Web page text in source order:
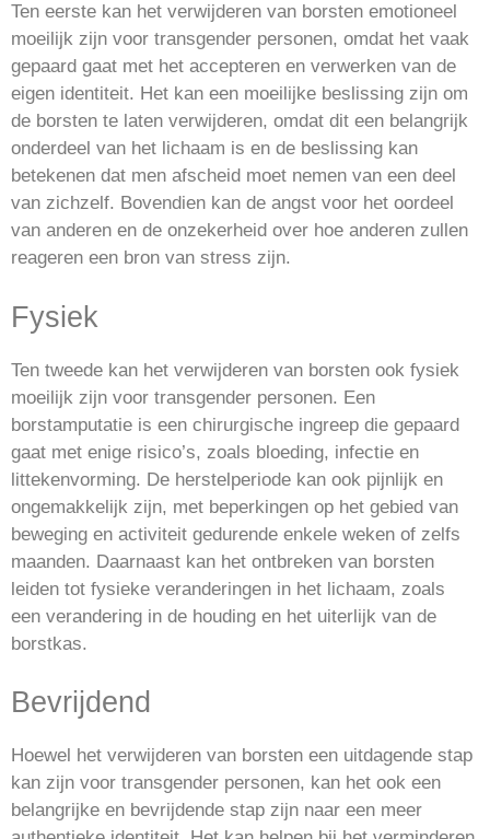
Ten eerste kan het verwijderen van borsten emotioneel
moeilijk zijn voor transgender personen, omdat het vaak
gepaard gaat met het accepteren en verwerken van de
eigen identiteit. Het kan een moeilijke beslissing zijn om
de borsten te laten verwijderen, omdat dit een belangrijk
onderdeel van het lichaam is en de beslissing kan
betekenen dat men afscheid moet nemen van een deel
van zichzelf. Bovendien kan de angst voor het oordeel
van anderen en de onzekerheid over hoe anderen zullen
reageren een bron van stress zijn.
Fysiek
Ten tweede kan het verwijderen van borsten ook fysiek
moeilijk zijn voor transgender personen. Een
borstamputatie is een chirurgische ingreep die gepaard
gaat met enige risico’s, zoals bloeding, infectie en
littekenvorming. De herstelperiode kan ook pijnlijk en
ongemakkelijk zijn, met beperkingen op het gebied van
beweging en activiteit gedurende enkele weken of zelfs
maanden. Daarnaast kan het ontbreken van borsten
leiden tot fysieke veranderingen in het lichaam, zoals
een verandering in de houding en het uiterlijk van de
borstkas.
Bevrijdend
Hoewel het verwijderen van borsten een uitdagende stap
kan zijn voor transgender personen, kan het ook een
belangrijke en bevrijdende stap zijn naar een meer